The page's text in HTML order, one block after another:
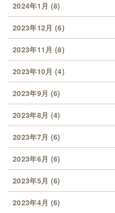
2024年1月 (8)
2023年12月 (6)
2023年11月 (8)
2023年10月 (4)
2023年9月 (6)
2023年8月 (4)
2023年7月 (6)
2023年6月 (6)
2023年5月 (6)
2023年4月 (6)